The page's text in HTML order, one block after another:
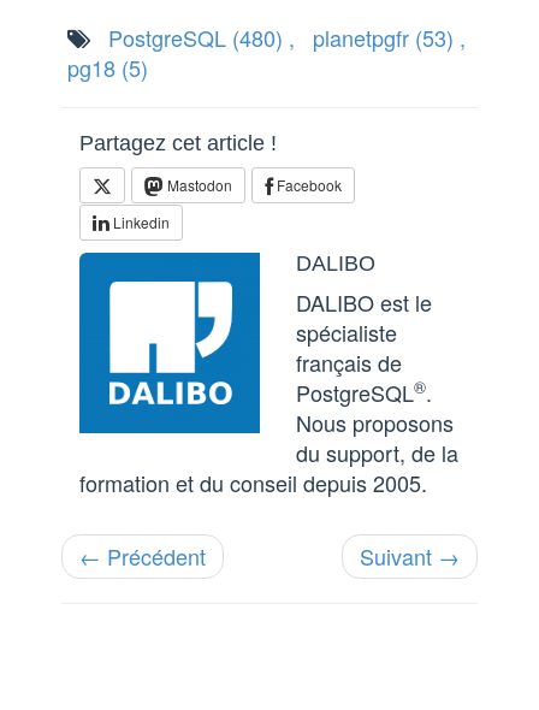
PostgreSQL (480) , planetpgfr (53) ,
pg18 (5)
Partagez cet article !
Mastodon
Facebook
Linkedin
DALIBO
DALIBO est le
spécialiste
français de
PostgreSQL®.
Nous proposons
du support, de la
formation et du conseil depuis 2005.
← Précédent Suivant →